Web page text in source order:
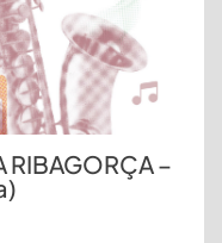
RIBAGORÇA –